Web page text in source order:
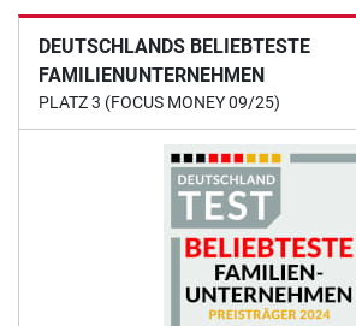
DEUTSCHLANDS BELIEBTESTE
FAMILIENUNTERNEHMEN
PLATZ 3 (FOCUS MONEY 09/25)